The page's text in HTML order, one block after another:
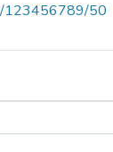
123456789/50